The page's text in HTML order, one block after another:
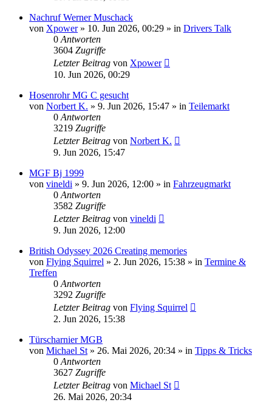
Nachruf Werner Muschack
von Xpower» 10. Jun 2026, 00:29 » in Drivers Talk
0 Antworten
3604 Zugriffe
Letzter Beitrag von Xpower
10. Jun 2026, 00:29
Hosenrohr MG C gesucht
von Norbert K. » 9. Jun 2026, 15:47 » in Teilemarkt
0 Antworten
3219 Zugriffe
Letzter Beitrag von Norbert K.
9. Jun 2026, 15:47
MGF Bj 1999
von vineldi » 9. Jun 2026, 12:00 » in Fahrzeugmarkt
0 Antworten
3582 Zugriffe
Letzter Beitrag von vineldi
9. Jun 2026, 12:00
British Odyssey 2026 Creating memories
von Flying Squirrel » 2. Jun 2026, 15:38 » in Termine &
Treffen
0 Antworten
3292 Zugriffe
Letzter Beitrag von Flying Squirrel
2. Jun 2026, 15:38
Türscharnier MGB
von Michael St » 26. Mai 2026, 20:34 » in Tipps & Tricks
0 Antworten
3627 Zugriffe
Letzter Beitrag von Michael St
26. Mai 2026, 20:34